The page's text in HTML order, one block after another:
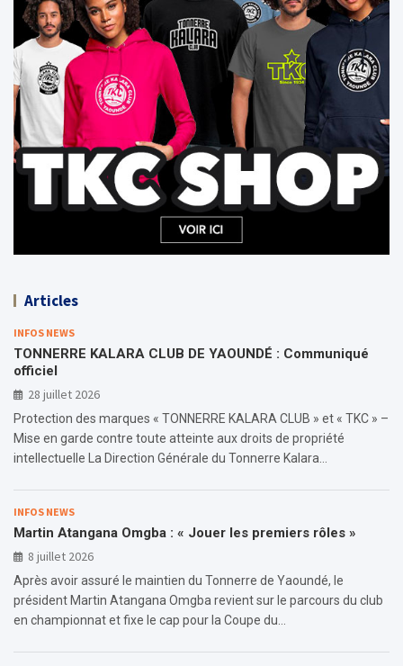
Articles
INFOS NEWS
TONNERRE KALARA CLUB DE YAOUNDÉ : Communiqué
officiel
28 juillet 2026
Protection des marques « TONNERRE KALARA CLUB » et « TKC » –
Mise en garde contre toute atteinte aux droits de propriété
intellectuelle La Direction Générale du Tonnerre Kalara…
INFOS NEWS
Martin Atangana Omgba : « Jouer les premiers rôles »
8 juillet 2026
Après avoir assuré le maintien du Tonnerre de Yaoundé, le
président Martin Atangana Omgba revient sur le parcours du club
en championnat et fixe le cap pour la Coupe du…